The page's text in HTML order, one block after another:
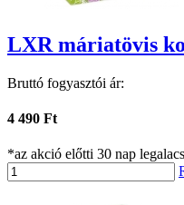
LXR máriatövis
Bruttó fogyasztói ár:
4 490 Ft
*az akció előtti 30 nap